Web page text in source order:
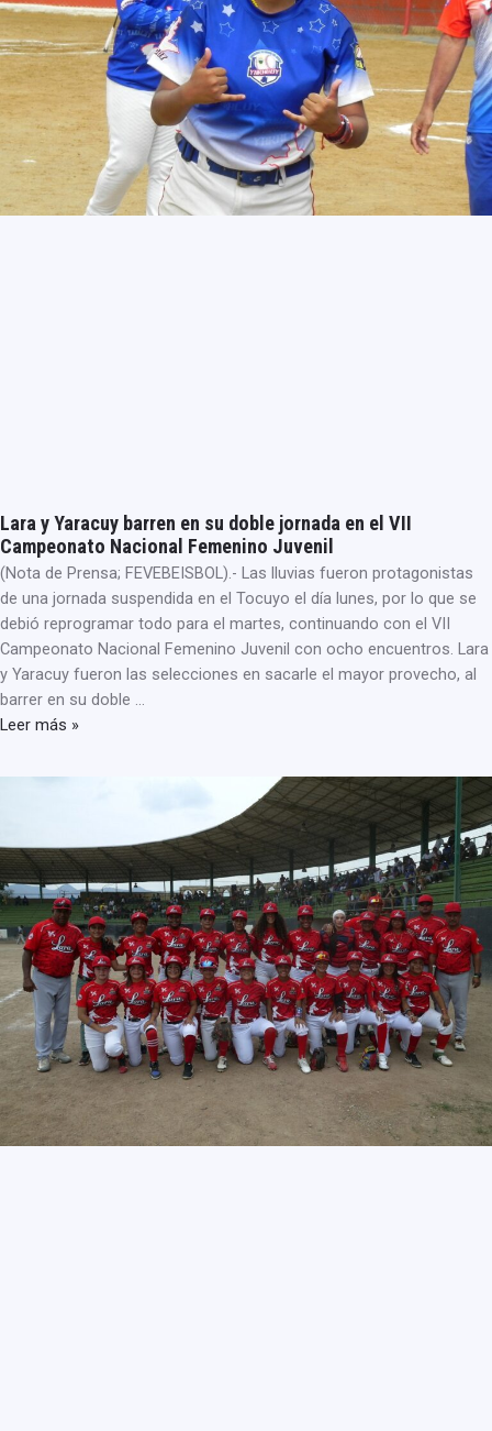
Lara y Yaracuy barren en su doble jornada en el VII
Campeonato Nacional Femenino Juvenil
(Nota de Prensa; FEVEBEISBOL).- Las lluvias fueron protagonistas
de una jornada suspendida en el Tocuyo el día lunes, por lo que se
debió reprogramar todo para el martes, continuando con el VII
Campeonato Nacional Femenino Juvenil con ocho encuentros. Lara
y Yaracuy fueron las selecciones en sacarle el mayor provecho, al
barrer en su doble …
Leer más »